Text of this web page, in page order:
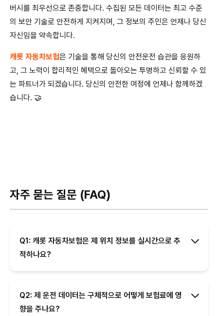
버시를 최우선으로 존중합니다. 수집된 모든 데이터는 최고 수준
의 보안 기술로 안전하게 지켜지며, 그 정보의 주인은 언제나 당신
자신임을 약속합니다.
캐롯 자동차보험은 기술을 통해 당신의 안전운전 습관을 응원하
고, 그 노력이 합리적인 혜택으로 돌아오는 투명하고 신뢰할 수 있
는 파트너가 되겠습니다. 당신의 안전한 여정에 언제나 함께하겠
습니다. 🤝
자주 묻는 질문 (FAQ)
Q1: 캐롯 자동차보험은 제 위치 정보를 실시간으로 추
적하나요?
Q2: 제 운전 데이터는 구체적으로 어떻게 보험료에 영
향을 주나요?